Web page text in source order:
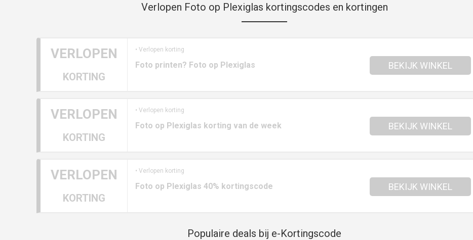
Verlopen Foto op Plexiglas kortingscodes en kortingen
VERLOPEN
KORTING
• Verlopen korting
Foto printen? Foto op Plexiglas BEKIJK WINKEL
VERLOPEN
KORTING
• Verlopen korting
Foto op Plexiglas korting van de week BEKIJK WINKEL
VERLOPEN
KORTING
• Verlopen korting
Foto op Plexiglas 40% kortingscode BEKIJK WINKEL
Populaire deals bij e-Kortingscode